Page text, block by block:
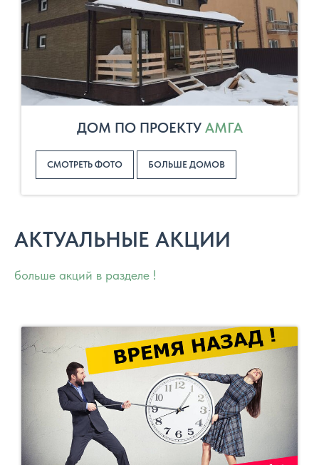
ДОМ ПО ПРОЕКТУАМГА
СМОТРЕТЬ ФОТО БОЛЬШЕ ДОМОВ
АКТУАЛЬНЫЕ АКЦИИ
больше акций в разделе !